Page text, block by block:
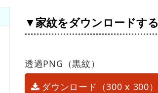
▼家紋をダウンロードする
透過PNG（黒紋）
ダウンロード（300 x 300）